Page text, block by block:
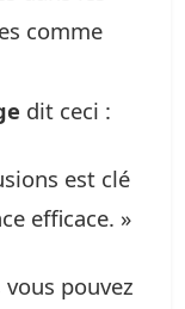
comme
dit ceci :
est clé
efficace. »
pouvez